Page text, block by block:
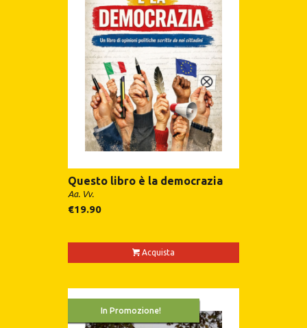
Questo libro è la democrazia
Aa. Vv.
€19.90
Acquista
In Promozione!